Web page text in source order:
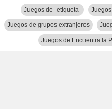
Juegos de -etiqueta-
Juegos de grupos extranjeros
Juegos de Encuentra la